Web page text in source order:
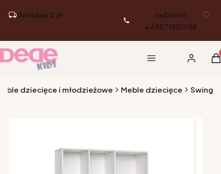
dostawa 0 zł
zadzwoń:
+48571801788
Menu Zaloguj się
dziecięce i młodzieżowe Meble dziecięce Swing